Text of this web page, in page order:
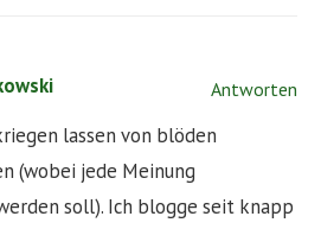
Antworten
lassen von blöden
(wobei jede Meinung
soll). Ich blogge seit knapp